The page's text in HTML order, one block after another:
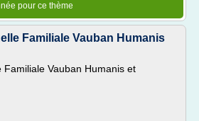
pour ce thème
Familiale Vauban Humanis
Familiale Vauban Humanis et